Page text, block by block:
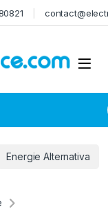
Energie Alternativa